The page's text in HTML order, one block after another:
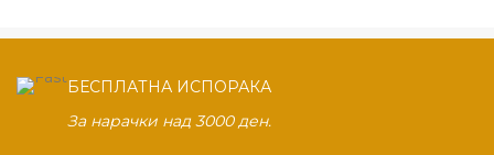
БЕСПЛАТНА ИСПОРАКА
За нарачки над 3000 ден.